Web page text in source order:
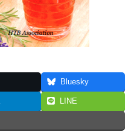
Bluesky
LINE